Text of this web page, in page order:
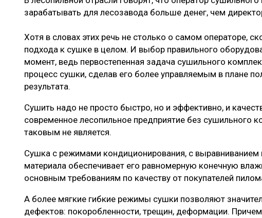
ЛЕСОВОССТАНОВЛЕНИЕ И ЗАЩИТА
ПРОИЗВОДСТВО ДРЕВЕСНЫХ ПЛИТ
ЦБП
СУШКА ДРЕВЕСИНЫ
зарабатывать для лесозавода больше денег, чем
Хотя в словах этих речь не столько о самом операторе,
подхода к сушке в целом. И выбор правильного
момент, ведь первостепенная задача сушильного
процесс сушки, сделав его более управляемым в плане
результата.
Сушить надо не просто быстро, но и эффективно, и
современное лесопильное предприятие без сушильного
таковым не является.
Сушка с режимами кондиционирования, с выравниванием
материала обеспечивает его равномерную конечную
основным требованиям по качеству от покупателей
А более мягкие гибкие режимы сушки позволяют
дефектов: покоробленности, трещин, деформации.